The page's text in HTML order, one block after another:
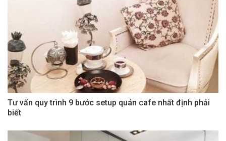
Tư vấn quy trình 9 bước setup quán cafe nhất định phải
biết